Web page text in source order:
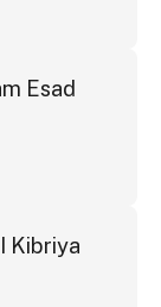
Esad
Kibriya